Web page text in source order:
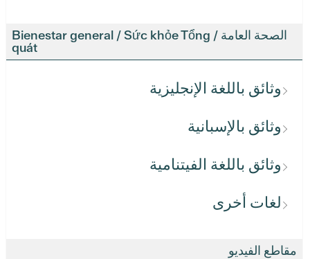
الصحة العامة / Bienestar general / Sức khỏe Tổng
quát
وثائق باللغة الإنجليزية
وثائق بالإسبانية
وثائق باللغة الفيتنامية
لغات أخرى
مقاطع الفيديو